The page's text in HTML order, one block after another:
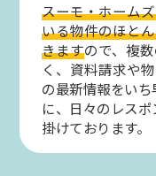
スーモ・ホーム
いる物件のほと
きますので、複
く、資料請求や
の最新情報をい
に、日々のレス
掛けております。